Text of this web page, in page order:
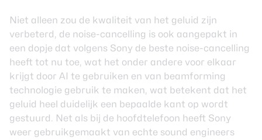
Niet alleen zou de kwaliteit van het geluid zijn
verbeterd, de noise-cancelling is ook aangepakt in
een dopje dat volgens Sony de beste noise-cancelling
heeft tot nu toe, wat het onder andere voor elkaar
krijgt door AI te gebruiken en van beamforming
technologie gebruik te maken, wat betekent dat het
geluid heel duidelijk een bepaalde kant op wordt
gestuurd. Net als bij de hoofdtelefoon heeft Sony
weer gebruikgemaakt van echte sound engineers